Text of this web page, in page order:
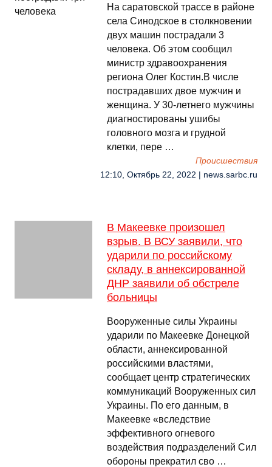
На саратовской трассе в районе
села Синодское в столкновении
двух машин пострадали 3
человека. Об этом сообщил
министр здравоохранения
региона Олег Костин.В числе
пострадавших двое мужчин и
женщина. У 30-летнего мужчины
диагностированы ушибы
головного мозга и грудной
клетки, пере …
Происшествия
12:10, Октябрь 22, 2022 | news.sarbc.ru
В Макеевке произошел
взрыв. В ВСУ заявили, что
ударили по российскому
складу, в аннексированной
ДНР заявили об обстреле
больницы
Вооруженные силы Украины
ударили по Макеевке Донецкой
области, аннексированной
российскими властями,
сообщает центр стратегических
коммуникаций Вооруженных сил
Украины. По его данным, в
Макеевке «вследствие
эффективного огневого
воздействия подразделений Сил
обороны прекратил сво …